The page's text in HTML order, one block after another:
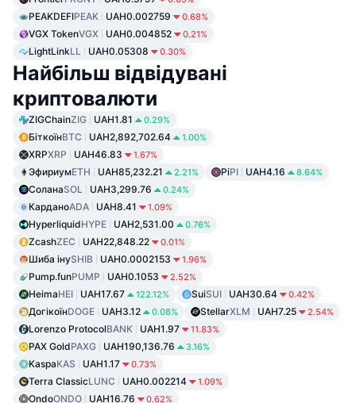
PEAKDEFIPEAK UAH0.002759 0.68%
VGX TokenVGX UAH0.004852 0.21%
LightLinkLL UAH0.05308 0.30%
Найбільш відвідувані
криптовалюти
ZIGChainZIG UAH1.81 0.29%
БіткоїнBTC UAH2,892,702.64 1.00%
XRPXRP UAH46.83 1.67%
ЭфириумETH UAH85,232.21 2.21% PiPI UAH4.16 8.64%
СоланаSOL UAH3,299.76 0.24%
КарданоADA UAH8.41 1.09%
HyperliquidHYPE UAH2,531.00 0.76%
ZcashZEC UAH22,848.22 0.01%
Шиба інуSHIB UAH0.0002153 1.96%
Pump.funPUMP UAH0.1053 2.52%
HeimaHEI UAH17.67 122.12% SuiSUI UAH30.64 0.42%
ДогікоїнDOGE UAH3.12 0.08% StellarXLM UAH7.25 2.54%
Lorenzo ProtocolBANK UAH1.97 11.83%
PAX GoldPAXG UAH190,136.76 3.16%
KaspaKAS UAH1.17 0.73%
Terra ClassicLUNC UAH0.002214 1.09%
OndoONDO UAH16.76 0.62%